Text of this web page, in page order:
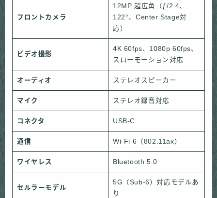
フロントカメラ
12MP 超広角（ƒ/2.4、
122°、Center Stage対
応）
ビデオ撮影
4K 60fps、1080p 60fps、
スローモーション対応
オーディオ ステレオスピーカー
マイク ステレオ録音対応
コネクタ USB-C
通信 Wi-Fi 6（802.11ax）
ワイヤレス Bluetooth 5.0
セルラーモデル
5G（Sub-6）対応モデルあ
り